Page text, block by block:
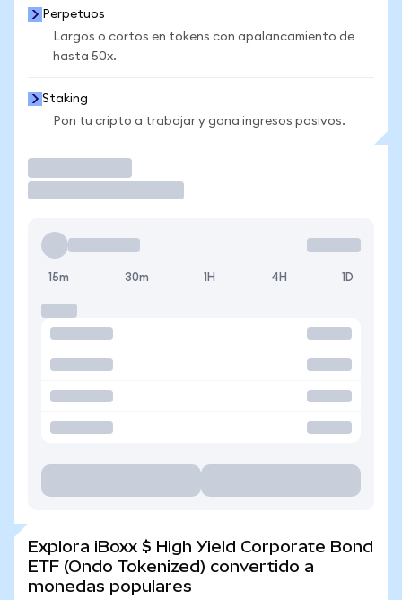
Perpetuos
Largos o cortos en tokens con apalancamiento de
hasta 50x.
Staking
Pon tu cripto a trabajar y gana ingresos pasivos.
15m 30m 1H 4H 1D
Explora iBoxx $ High Yield Corporate Bond
ETF (Ondo Tokenized) convertido a
monedas populares